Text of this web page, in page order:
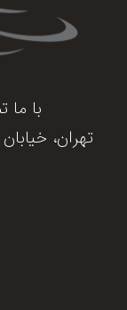
با ما
تهران،